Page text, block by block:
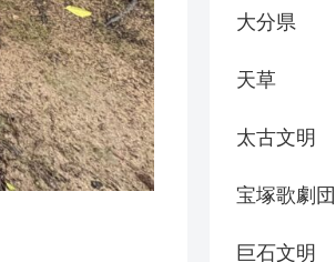
大分県
天草
太古文明
宝塚歌劇団
巨石文明